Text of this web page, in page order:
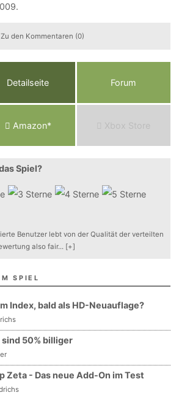
Zu den Kommentaren (0)
Detailseite Forum
Amazon* Xbox Store
Spiel?
Benutzer lebt von der Qualität der verteilten
also fair... [+]
SPIEL
Index, bald als HD-Neuauflage?
sind 50% billiger
Zeta - Das neue Add-On im Test